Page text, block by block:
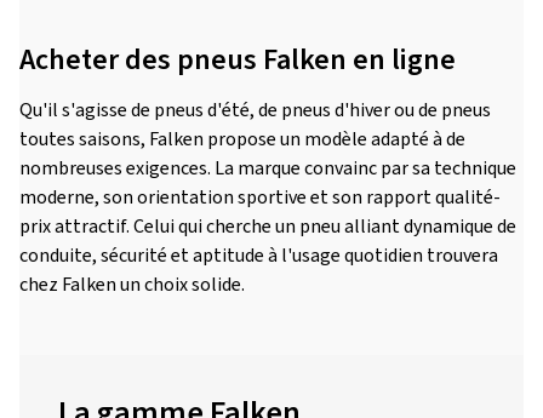
Acheter des pneus Falken en ligne
Qu'il s'agisse de pneus d'été, de pneus d'hiver ou de pneus
toutes saisons, Falken propose un modèle adapté à de
nombreuses exigences. La marque convainc par sa technique
moderne, son orientation sportive et son rapport qualité-
prix attractif. Celui qui cherche un pneu alliant dynamique de
conduite, sécurité et aptitude à l'usage quotidien trouvera
chez Falken un choix solide.